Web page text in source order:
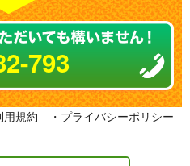
793
用規約 ・プライバシーポリシー